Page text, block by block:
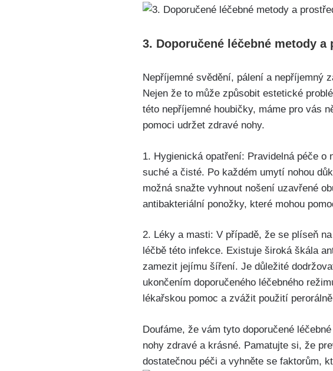
3. Doporučené⁢ léčebné metody
Nepříjemné svědění, pálení a nepříjemný
Nejen ⁢že to může způsobit ​estetické
této nepříjemné‌ houbičky, máme pro ​vás
pomoci udržet zdravé‌ nohy.
1. ‌Hygienická opatření: Pravidelná péče
suché⁤ a čisté. Po⁣ každém umytí ⁢nohou
možná​ snažte⁢ vyhnout nošení uzavřené​
antibakteriální ponožky,⁤ které mohou
2. ⁤Léky⁣ a⁤ masti: V případě, že se plíseň
léčbě této‍ infekce. Existuje široká škála
zamezit jejímu šíření. Je důležité
ukončením doporučeného léčebného⁣
⁤lékařskou pomoc a ⁣zvážit použití
Doufáme, že vám tyto‌ doporučené
nohy zdravé a krásné. ​Pamatujte si, ⁢že
dostatečnou péči a vyhněte ⁢se faktorům,